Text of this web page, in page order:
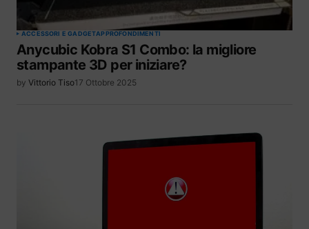
ACCESSORI E GADGETAPPROFONDIMENTI
Anycubic Kobra S1 Combo: la migliore
stampante 3D per iniziare?
by Vittorio Tiso17 Ottobre 2025